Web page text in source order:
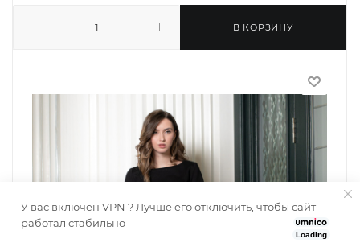
В КОРЗИНУ
Loading
У вас включен VPN ? Лучше его отключить, чтобы сайт
работал стабильно